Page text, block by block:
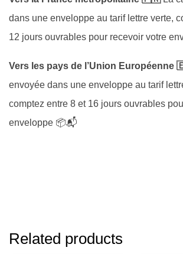
dans une enveloppe au tarif lettre verte,
12 jours ouvrables pour recevoir votre
Vers les pays de l’Union Européenne
envoyée dans une enveloppe au tarif
comptez entre 8 et 16 jours ouvrables
enveloppe 📦📬
Related products